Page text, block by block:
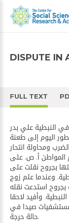
DISPUTE IN
FULL TEXT
في النبطية علي بدر
اليوم إلى طعنة
المواطن أ. ص. على
بجروح نقلت على
وعندما علم زوج
استدعت نقله
وأفيد لاحقا
صيدا في
حالة حرجة.